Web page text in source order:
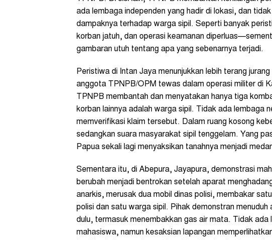
ada lembaga independen yang hadir di lokasi, dan
dampaknya terhadap warga sipil. Seperti banyak
korban jatuh, dan operasi keamanan
gambaran utuh tentang apa yang sebenarnya terjadi.
Peristiwa di Intan Jaya menunjukkan lebih terang
anggota TPNPB/OPM tewas dalam operasi militer di
TPNPB membantah dan menyatakan hanya tiga
korban lainnya adalah warga sipil. Tidak ada lembaga
memverifikasi klaim tersebut. Dalam ruang kosong
sedangkan suara masyarakat sipil tenggelam. Yang
Papua sekali lagi menyaksikan tanahnya menjadi
Sementara itu, di Abepura, Jayapura, demonstrasi
berubah menjadi bentrokan setelah aparat
anarkis, merusak dua mobil dinas polisi, membakar
polisi dan satu warga sipil. Pihak demonstran
dulu, termasuk menembakkan gas air mata. Tidak ada
mahasiswa, namun kesaksian lapangan